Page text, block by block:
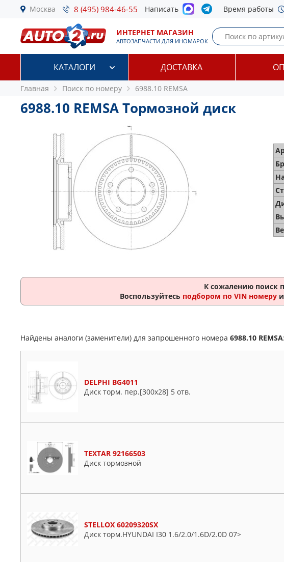
Москва 8 (495) 984-46-55 Написать Время работы
ИНТЕРНЕТ МАГАЗИН
АВТОЗАПЧАСТИ ДЛЯ ИНОМАРОК
КАТАЛОГИ ДОСТАВКА
Главная Поиск по номеру 6988.10 REMSA
6988.10 REMSA Тормозной диск
К сожалению поиск
Воспользуйтесь подбором по VIN номеру
Найдены аналоги (заменители) для запрошенного номера 6988.10 REMSA:
DELPHI BG4011
Диск торм. пер.[300x28] 5 отв.
TEXTAR 92166503
Диск тормозной
STELLOX 60209320SX
Диск торм.HYUNDAI I30 1.6/2.0/1.6D/2.0D 07>